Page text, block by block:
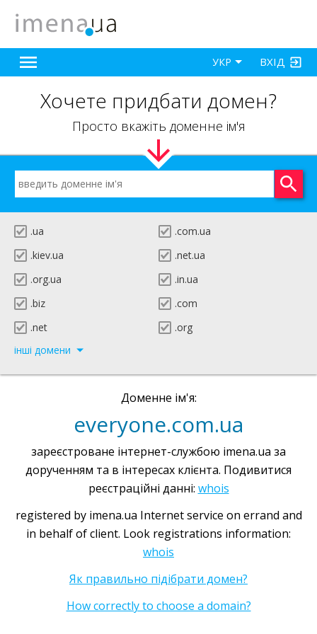
ВХІД
УКР
Хочете придбати домен?
Просто вкажіть доменне ім'я
.ua
.com.ua
.kiev.ua
.net.ua
.org.ua
.in.ua
.biz
.com
.net
.org
інші домени
Доменне ім'я:
everyone.com.ua
зареєстроване інтернет-службою imena.ua за
дорученням та в інтересах клієнта. Подивитися
реєстраційні данні: whois
registered by imena.ua Internet service on errand and
in behalf of client. Look registrations information:
whois
Як правильно підібрати домен?
How correctly to choose a domain?